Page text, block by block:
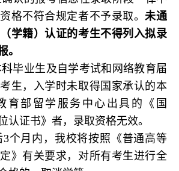
格不符合规定者不予录取。未通
学籍）认证的考生不得列入拟录
。
科毕业生及自学考试和网络教育届
生，入学时未取得国家承认的本
育部留学服务中心出具的《国
认证书》者，录取资格无效。
3个月内，我校将按照《普通高等
》有关要求，对所有考生进行全